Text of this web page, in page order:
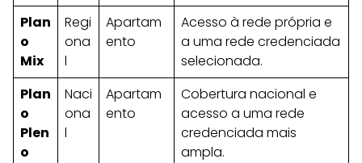
Plan
o
Mix
Regi
ona
l
Apartam
ento
Acesso à rede própria e
a uma rede credenciada
selecionada.
Plan
o
Plen
o
Naci
ona
l
Apartam
ento
Cobertura nacional e
acesso a uma rede
credenciada mais
ampla.